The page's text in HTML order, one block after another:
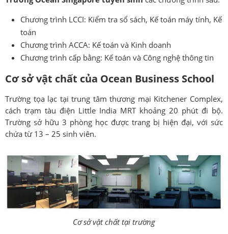
Chương trình LCCI: Kiểm tra sổ sách, Kế toán máy tính, Kế
toán
Chương trình ACCA: Kế toán và Kinh doanh
Chương trình cấp bằng: Kế toán và Công nghệ thông tin
Cơ sở vật chất của Ocean Business School
Trường tọa lạc tại trung tâm thương mại Kitchener Complex,
cách trạm tàu điện Little India MRT khoảng 20 phút đi bộ.
Trường sở hữu 3 phòng học được trang bị hiện đại, với sức
chứa từ 13 – 25 sinh viên.
Cơ sở vật chất tại trường